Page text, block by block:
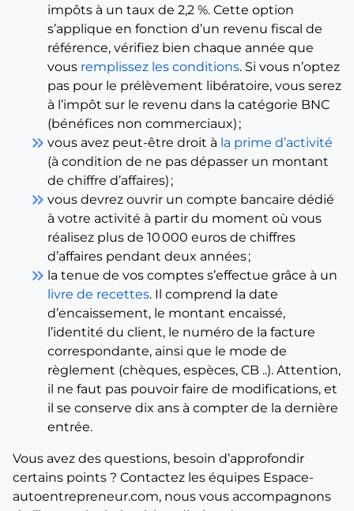
impôts à un taux de 2,2 %. Cette option
s’applique en fonction d’un revenu fiscal de
référence, vérifiez bien chaque année que
vous remplissez les conditions. Si vous n’optez
pas pour le prélèvement libératoire, vous serez
à l’impôt sur le revenu dans la catégorie BNC
(bénéfices non commerciaux) ;
keyboard_double_arrow_right vous avez peut-être droit à la prime d’activité
(à condition de ne pas dépasser un montant
de chiffre d’affaires) ;
keyboard_double_arrow_right vous devrez ouvrir un compte bancaire dédié
à votre activité à partir du moment où vous
réalisez plus de 10 000 euros de chiffres
d’affaires pendant deux années ;
keyboard_double_arrow_right la tenue de vos comptes s’effectue grâce à un
livre de recettes. Il comprend la date
d’encaissement, le montant encaissé,
l’identité du client, le numéro de la facture
correspondante, ainsi que le mode de
règlement (chèques, espèces, CB ..). Attention,
il ne faut pas pouvoir faire de modifications, et
il se conserve dix ans à compter de la dernière
entrée.
Vous avez des questions, besoin d’approfondir
certains points ? Contactez les équipes Espace-
autoentrepreneur.com, nous vous accompagnons